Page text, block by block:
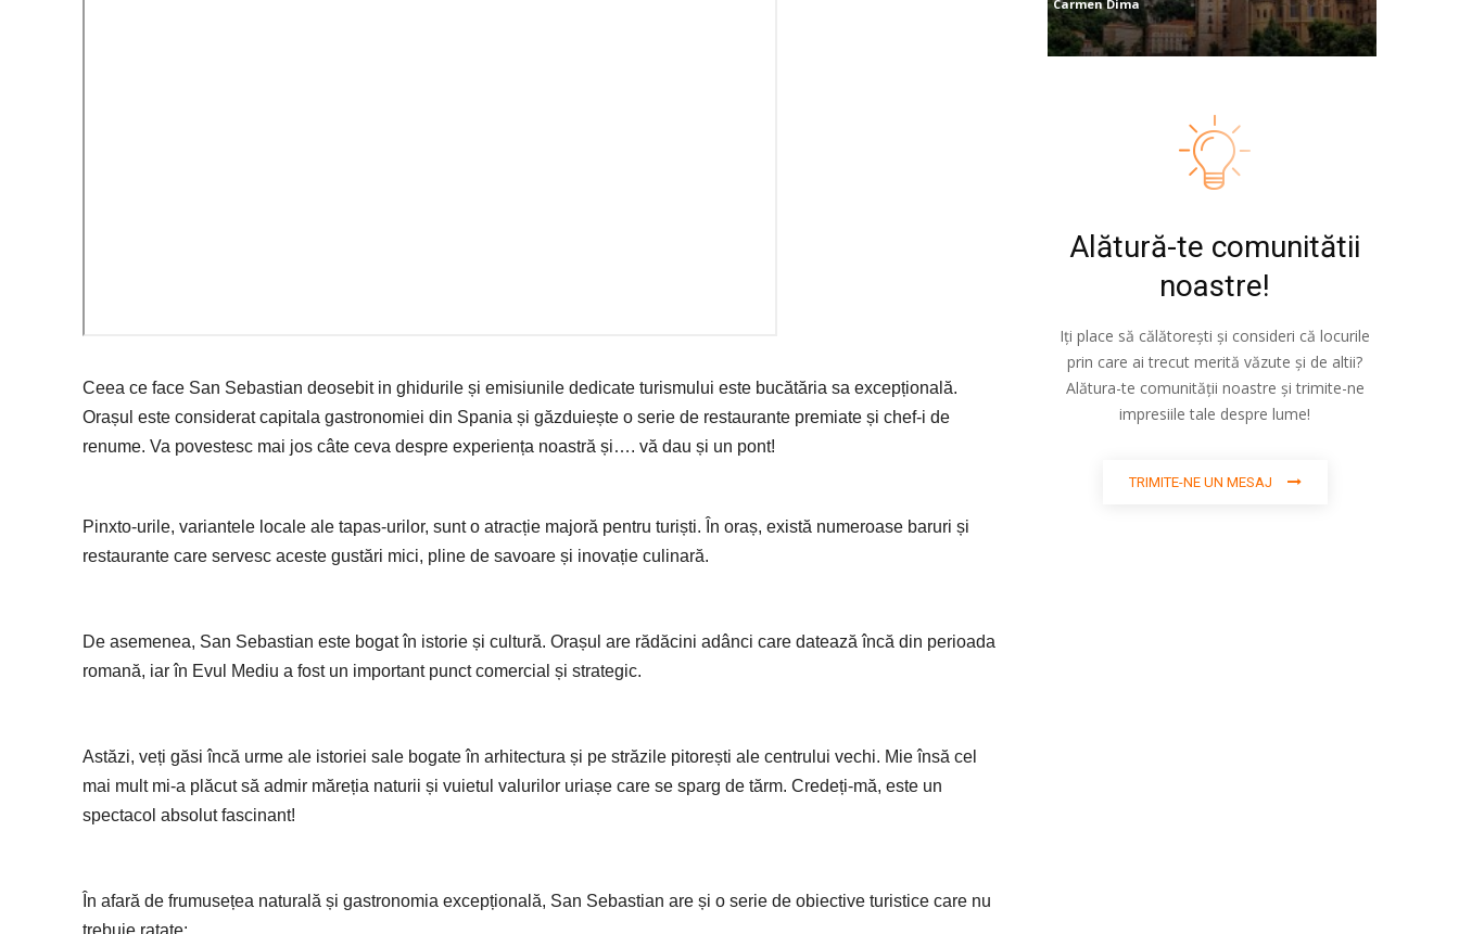
Ceea ce face San Sebastian deosebit in ghidurile și emisiunile dedicate turismului este bucătăria sa excepțională.
Orașul este considerat capitala gastronomiei din Spania și găzduiește o serie de restaurante premiate și chef-i de
renume. Va povestesc mai jos câte ceva despre experiența noastră și…. vă dau și un pont!
Pinxto-urile, variantele locale ale tapas-urilor, sunt o atracție majoră pentru turiști. În oraș, există numeroase baruri și
restaurante care servesc aceste gustări mici, pline de savoare și inovație culinară.
De asemenea, San Sebastian este bogat în istorie și cultură. Orașul are rădăcini adânci care datează încă din perioada
romană, iar în Evul Mediu a fost un important punct comercial și strategic.
Astăzi, veți găsi încă urme ale istoriei sale bogate în arhitectura și pe străzile pitorești ale centrului vechi. Mie însă cel
mai mult mi-a plăcut să admir măreția naturii și vuietul valurilor uriașe care se sparg de tărm. Credeți-mă, este un
spectacol absolut fascinant!
În afară de frumusețea naturală și gastronomia excepțională, San Sebastian are și o serie de obiective turistice care nu
trebuie ratate:
Carmen Dima
Alătură-te comunitătii
noastre!
Iți place să călătorești și consideri că locurile
prin care ai trecut merită văzute și de altii?
Alătura-te comunității noastre și trimite-ne
impresiile tale despre lume!
TRIMITE-NE UN MESAJ